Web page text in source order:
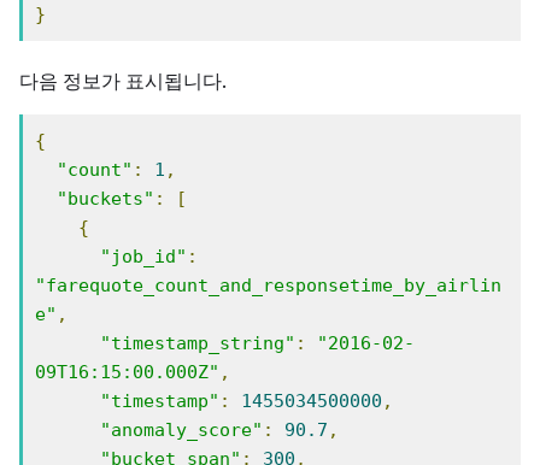
}
다음 정보가 표시됩니다.
{
"count" : 1 ,
"buckets" :
[
{
"job_id" :
"farequote_count_and_responsetime_by_airlin
e" ,
"timestamp_string" :
"2016-02-
09T16:15:00.000Z" ,
"timestamp" : 1455034500000 ,
"anomaly_score" : 90.7 ,
"bucket_span" : 300 ,